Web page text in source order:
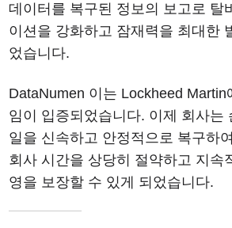
데이터를 복구된 정보의 보고로 탈
이션을 강화하고 잠재력을 최대한
었습니다.
DataNumen 이는 Lockheed Martin
임이 입증되었습니다. 이제 회사는
일을 신속하고 안정적으로 복구하
회사 시간을 상당히 절약하고 지속
영을 보장할 수 있게 되었습니다.